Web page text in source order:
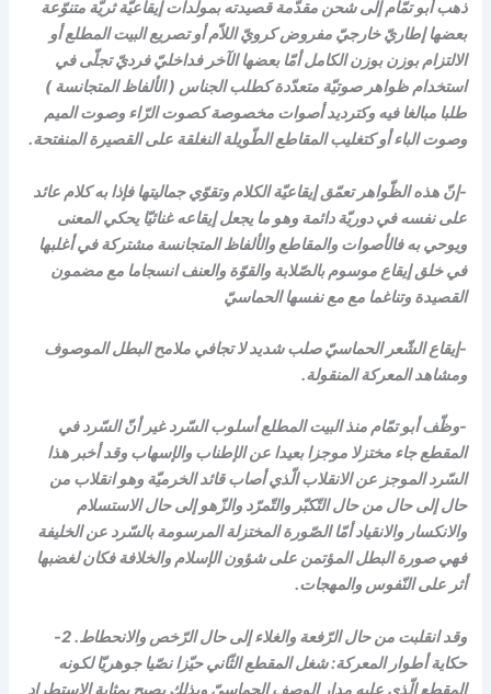
ذهب أبو تمّام إلى شحن مقدّمة قصيدته بمولّدات إيقاعيّة ثريّة متنوّعة
بعضها إطاريّ خارجيّ مفروض كرويّ اللاّم أو تصريع البيت المطلع أو
الالتزام بوزن بوزن الكامل أمّا بعضها الآخر فداخليّ فرديّ تجلّى في
استخدام ظواهر صوتيّة متعدّدة كطلب الجناس ( الألفاظ المتجانسة )
طلبا مبالغا فيه وكترديد أصوات مخصوصة كصوت الرّاء وصوت الميم
وصوت الباء أو كتغليب المقاطع الطّويلة النغلقة على القصيرة المنفتحة.
-إنّ هذه الظّواهر تعمّق إيقاعيّة الكلام وتقوّي جماليتها فإذا به كلام عائد
على نفسه في دوريّة دائمة وهو ما يجعل إيقاعه غنائيّا يحكي المعنى
ويوحي به فالأصوات والمقاطع والألفاظ المتجانسة مشتركة في أغلبها
في خلق إيقاع موسوم بالصّلابة والقوّة والعنف انسجاما مع مضمون
القصيدة وتناغما مع مع نفسها الحماسيّ
-إيقاع الشّعر الحماسيّ صلب شديد لا تجافي ملامح البطل الموصوف
ومشاهد المعركة المنقولة.
-وظّف أبو تمّام منذ البيت المطلع أسلوب السّرد غير أنّ السّرد في
المقطع جاء مختزلا موجزا بعيدا عن الإطناب والإسهاب وقد أخبر هذا
السّرد الموجز عن الانقلاب الّذي أصاب قائد الخرميّة وهو انقلاب من
حال إلى حال من حال التّكبّر والتّمرّد والزّهو إلى حال الاستسلام
والانكسار والانقياد أمّا الصّورة المختزلة المرسومة بالسّرد عن الخليفة
فهي صورة البطل المؤتمن على شؤون الإسلام والخلافة فكان لغضبها
أثر على النّفوس والمهجات.
وقد انقلبت من حال الرّفعة والغلاء إلى حال الرّخص والانحطاط. 2-
حكاية أطوار المعركة: شغل المقطع الثّاني حيّزا نصّيا جوهريّا لكونه
المقطع الّذي عليه مدار الوصف الحماسيّ وبذلك يصبح بمثابة الاستطراد